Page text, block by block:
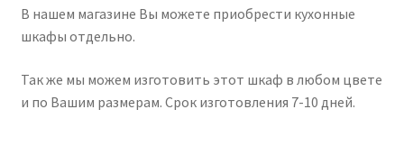
В нашем магазине Вы можете приобрести кухонные
шкафы отдельно.
Так же мы можем изготовить этот шкаф в любом цвете
и по Вашим размерам. Срок изготовления 7-10 дней.